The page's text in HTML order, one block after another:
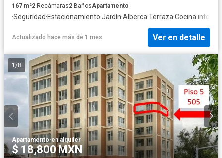
167 m²2 Recámaras2 BañosApartamento
·Seguridad·Estacionamiento·Jardín·Alberca·Terraza·Cocina integral
Actualizado hace más de 1 mes Ver en detalle
1 /8
Apartamento·en alquiler
$ 18,800 MXN